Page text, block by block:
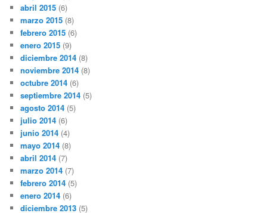
abril 2015 (6)
marzo 2015 (8)
febrero 2015 (6)
enero 2015 (9)
diciembre 2014 (8)
noviembre 2014 (8)
octubre 2014 (6)
septiembre 2014 (5)
agosto 2014 (5)
julio 2014 (6)
junio 2014 (4)
mayo 2014 (8)
abril 2014 (7)
marzo 2014 (7)
febrero 2014 (5)
enero 2014 (6)
diciembre 2013 (5)